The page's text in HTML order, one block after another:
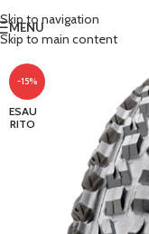
Skip to navigation
Skip to main content
MENU
-15%
ESAU
RITO